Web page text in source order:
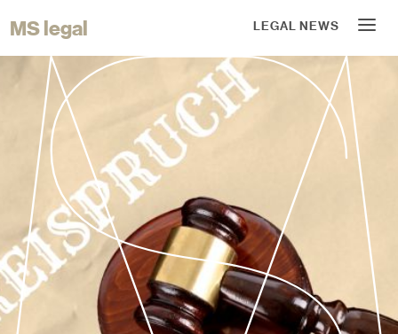
MS legal LEGAL NEWS